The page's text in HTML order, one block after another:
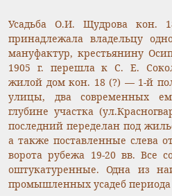
Усадьба О.И. Щудрова
принадлежала владельцу
мануфактур, крестьянину
1905 г. перешла к С. Е.
жилой дом кон. 18 (?) — 1-й
улицы, два современных
глубине участка
последний переделан под
а также поставленные слева
ворота рубежа 19-20 вв. Все
оштукатуренные. Одна из
промышленных усадеб